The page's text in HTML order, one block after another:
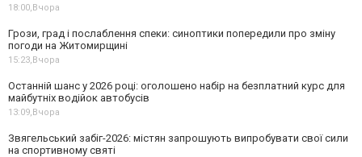
18:00,Вчора
Грози, град і послаблення спеки: синоптики попередили про зміну
погоди на Житомирщині
15:23,Вчора
Останній шанс у 2026 році: оголошено набір на безплатний курс для
майбутніх водійок автобусів
13:09,Вчора
Звягельський забіг-2026: містян запрошують випробувати свої сили
на спортивному святі